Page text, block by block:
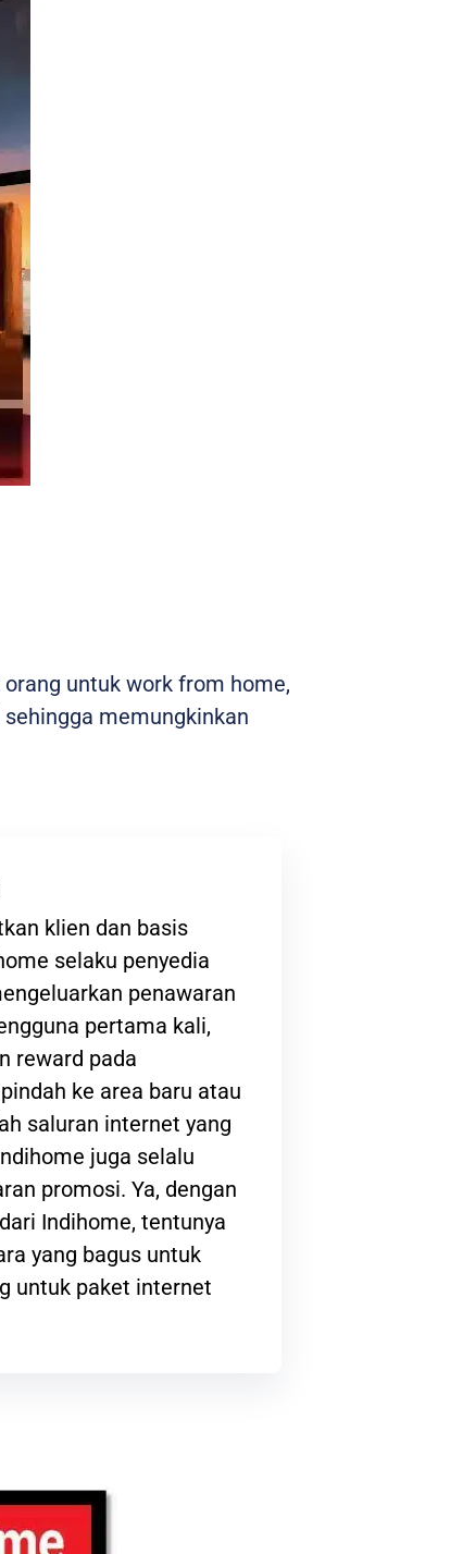
untuk work from home,
memungkinkan
klien dan basis
selaku penyedia
penawaran
pertama kali,
reward pada
ke area baru atau
saluran internet yang
juga selalu
promosi. Ya, dengan
Indihome, tentunya
yang bagus untuk
untuk paket internet